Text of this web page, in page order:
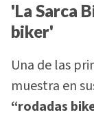
'La Sarca
biker'
Una de las
muestra en
“rodadas